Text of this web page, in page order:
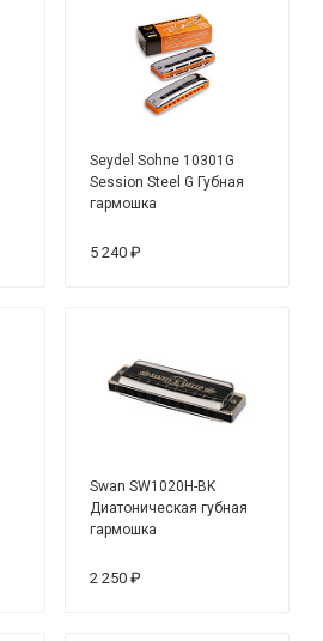
Seydel Sohne 10301G
Session Steel G Губная
гармошка
5 240 ₽
Swan SW1020H-BK
Диатоническая губная
гармошка
2 250 ₽